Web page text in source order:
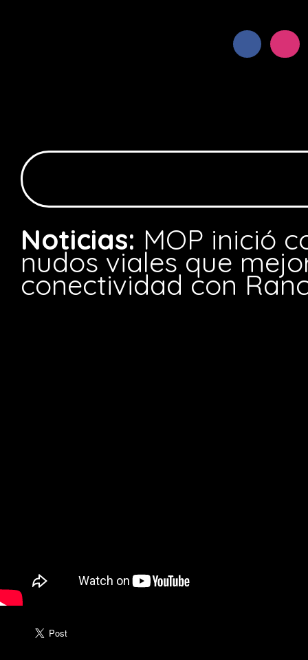
Noticias: MOP inició
nudos viales que
conectividad con